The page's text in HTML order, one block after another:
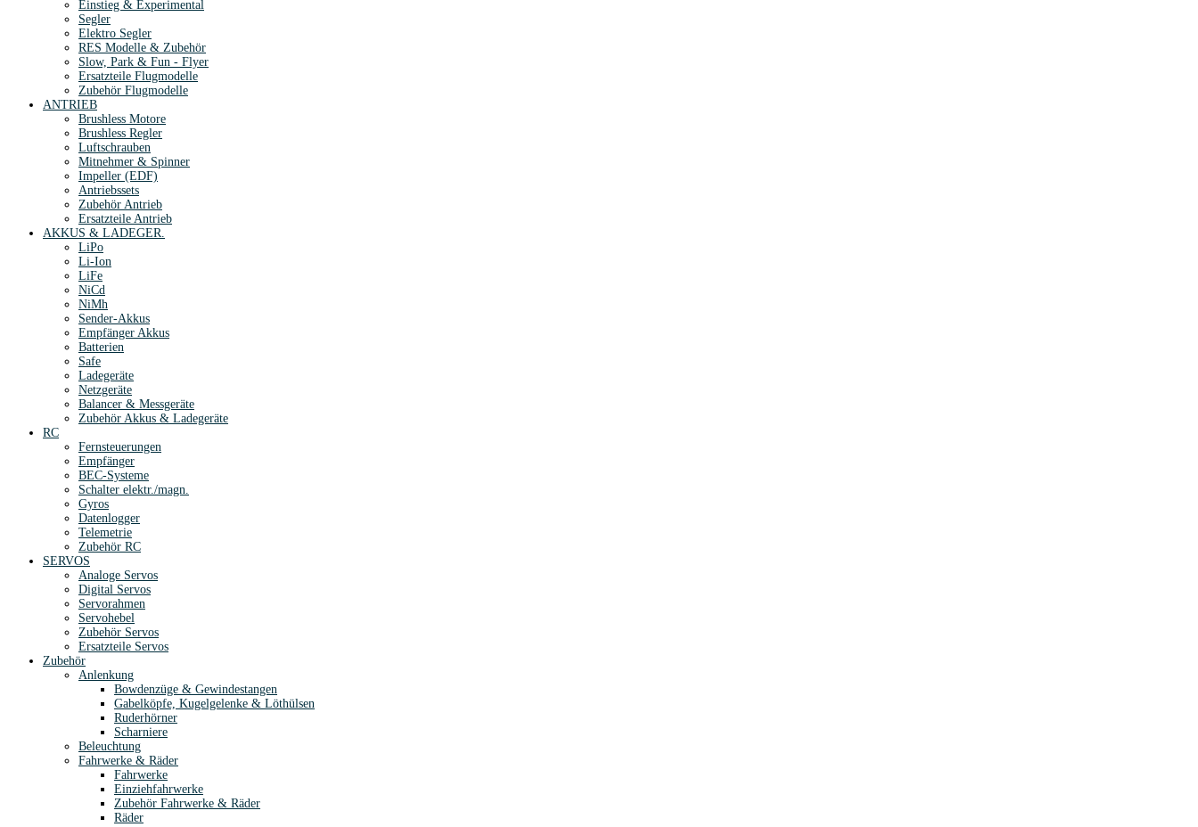
Einstieg & Experimental
Segler
Elektro Segler
RES Modelle & Zubehör
Slow, Park & Fun - Flyer
Ersatzteile Flugmodelle
Zubehör Flugmodelle
ANTRIEB
Brushless Motore
Brushless Regler
Luftschrauben
Mitnehmer & Spinner
Impeller (EDF)
Antriebssets
Zubehör Antrieb
Ersatzteile Antrieb
AKKUS & LADEGER.
LiPo
Li-Ion
LiFe
NiCd
NiMh
Sender-Akkus
Empfänger Akkus
Batterien
Safe
Ladegeräte
Netzgeräte
Balancer & Messgeräte
Zubehör Akkus & Ladegeräte
RC
Fernsteuerungen
Empfänger
BEC-Systeme
Schalter elektr./magn.
Gyros
Datenlogger
Telemetrie
Zubehör RC
SERVOS
Analoge Servos
Digital Servos
Servorahmen
Servohebel
Zubehör Servos
Ersatzteile Servos
Zubehör
Anlenkung
Bowdenzüge & Gewindestangen
Gabelköpfe, Kugelgelenke & Löthülsen
Ruderhörner
Scharniere
Beleuchtung
Fahrwerke & Räder
Fahrwerke
Einziehfahrwerke
Zubehör Fahrwerke & Räder
Räder